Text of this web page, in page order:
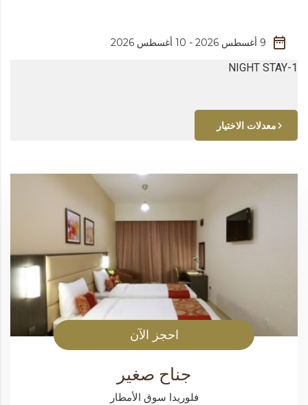
1-NIGHT STAY
معدلات الاختيار
احجز الآن
جناح صغير
فلوريدا سوق الأمطار